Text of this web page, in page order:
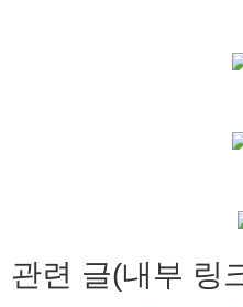
관련 글(내부 링